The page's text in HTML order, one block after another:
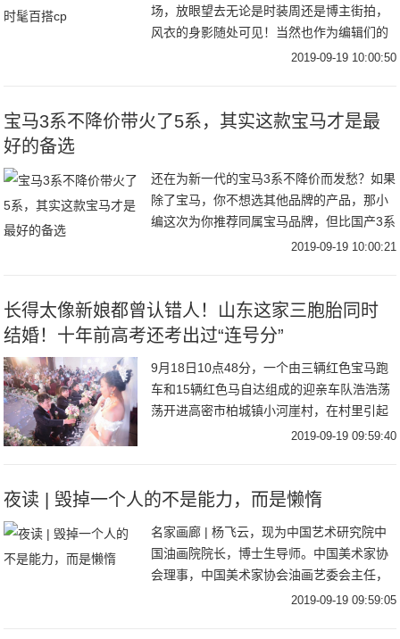
场，放眼望去无论是时装周还是博主街拍，
风衣的身影随处可见！当然也作为编辑们的
心头好，风衣当然是每年秋季不能避免的话
2019-09-19 10:00:50
宝马3系不降价带火了5系，其实这款宝马才是最
好的备选
还在为新一代的宝马3系不降价而发愁？如果
除了宝马，你不想选其他品牌的产品，那小
编这次为你推荐同属宝马品牌，但比国产3系
更加彰显运动的车型——宝马3系GT。为什
2019-09-19 10:00:21
长得太像新娘都曾认错人！山东这家三胞胎同时
结婚！十年前高考还考出过“连号分”
9月18日10点48分，一个由三辆红色宝马跑
车和15辆红色马自达组成的迎亲车队浩浩荡
荡开进高密市柏城镇小河崖村，在村里引起
一番沸腾。这是谁家的孩子结婚？竟然搞了
2019-09-19 09:59:40
夜读 | 毁掉一个人的不是能力，而是懒惰
名家画廊 | 杨飞云，现为中国艺术研究院中
国油画院院长，博士生导师。中国美术家协
会理事，中国美术家协会油画艺委会主任，
中国油画学会副主席，中央美术学院客座教
2019-09-19 09:59:05